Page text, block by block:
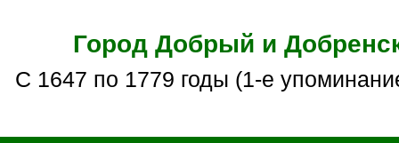
Город Добрый и
С 1647 по 1779 годы (1-е